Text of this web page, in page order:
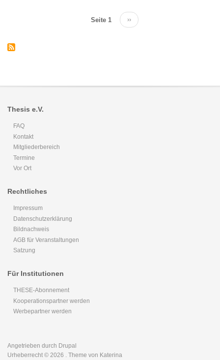
Seite 1
Nächste
Seite
››
Thesis e.V.
FAQ
Kontakt
Mitgliederbereich
Termine
Vor Ort
Rechtliches
Impressum
Datenschutzerklärung
Bildnachweis
AGB für Veranstaltungen
Satzung
Für Institutionen
THESE-Abonnement
Kooperationspartner werden
Werbepartner werden
Angetrieben durch Drupal
Urheberrecht © 2026 . Theme von Katerina